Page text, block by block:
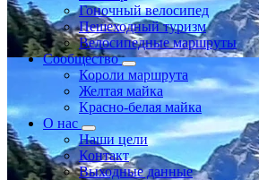
Гоночный велосипед
Пешеходный туризм
Велосипедные маршруты
Сообщество
Короли маршрута
Желтая майка
Красно-белая майка
О нас
Наши цели
Контакт
Выходные данные